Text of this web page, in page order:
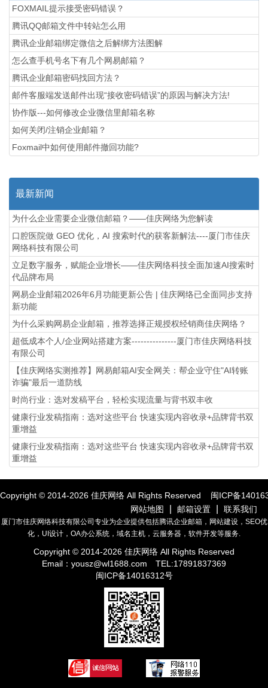
FOXMAIL提示接受密码错误？
腾讯QQ邮箱文件中转站怎么用
腾讯企业邮箱绑定微信之后解绑方法图解
怎么查手机号名下有几个网易邮箱？
腾讯企业邮箱密码找回方法？
邮件客服端发送邮件出现“接收密码错误”的原因与解决方法!
协作版---如何修改企业微信里邮箱名称
如何关闭/注销企业邮箱？
Foxmail中如何使用邮件撤回功能?
最新新闻
为什么企业需要企业微信邮箱？——佳庆网络为您解读
口腔医院做 GEO 优化，AI 搜索时代的获客新解法----厦门市佳庆
网络科技有限公司
立足数字服务，赋能企业增长——佳庆网络科技全面加速AI搜索时
代品牌布局
网易企业邮箱2026年6月功能更新公告 | 佳庆网络已全面同步支持
新功能
为什么采购网易企业邮箱，推荐选择正规授权经销商佳庆网络？
超低成本个人/企业网站搭建方案---------------厦门市佳庆网络科技
有限公司
【佳庆网络实测推荐】网易邮箱AI安全网关：帮企业守住"AI转账
诈骗"最后一道防线
时尚行业：选对发稿平台，轻松实现流量与背书双丰收
健康行业发稿指南：选对这些平台 快速实现内容收录+品牌背书双
重增益
健康行业发稿指南：选对这些平台 快速实现内容收录+品牌背书双
重增益
Copyright © 2014-2026 佳庆网络 All Rights Reserved 闽ICP备
网站地图
邮箱设置 联系我们
厦门市佳庆网络科技有限公司专业为企业提供包括腾讯企业邮箱，网站建设，SEO优
化，UI设计，OA办公系统，域名主机，云服务器，软件开发等服务.
Copyright © 2014-2026 佳庆网络 All Rights Reserved
Email： yousz@wl1688.com
TEL:17891837369
闽ICP备14016312号